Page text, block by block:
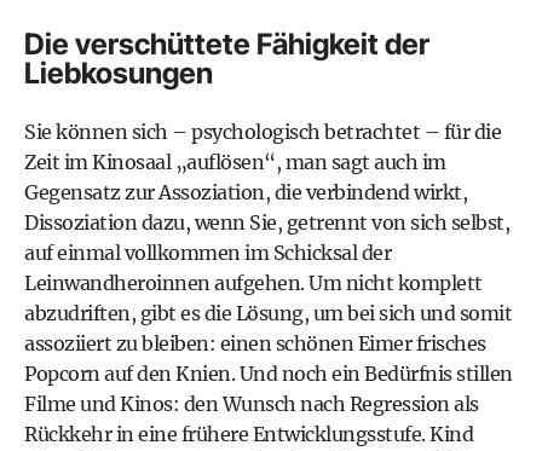
Die verschüttete Fähigkeit der
Liebkosungen
Sie können sich – psychologisch betrachtet – für die
Zeit im Kinosaal „auflösen“, man sagt auch im
Gegensatz zur Assoziation, die verbindend wirkt,
Dissoziation dazu, wenn Sie, getrennt von sich selbst,
auf einmal vollkommen im Schicksal der
Leinwandheroinnen aufgehen. Um nicht komplett
abzudriften, gibt es die Lösung, um bei sich und somit
assoziiert zu bleiben: einen schönen Eimer frisches
Popcorn auf den Knien. Und noch ein Bedürfnis stillen
Filme und Kinos: den Wunsch nach Regression als
Rückkehr in eine frühere Entwicklungsstufe. Kind